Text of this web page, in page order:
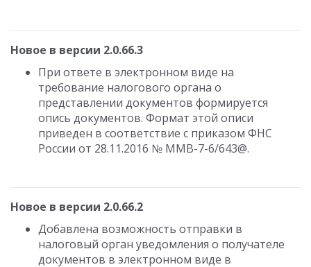
Новое в версии 2.0.66.3
При ответе в электронном виде на
требование налогового органа о
представлении документов формируется
опись документов. Формат этой описи
приведен в соответствие с приказом ФНС
России от 28.11.2016 № ММВ-7-6/643@.
Новое в версии 2.0.66.2
Добавлена возможность отправки в
налоговый орган уведомления о получателе
документов в электронном виде в